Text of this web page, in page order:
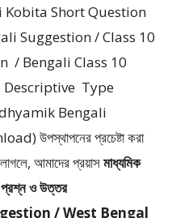
Kobita Short Question
Suggestion / Class 10
/ Bengali Class 10
Descriptive Type
Bengali
উপস্থাপনের প্রচেষ্টা করা
আমাদের প্রয়াসমাধ্যমিক
প্রশ্ন ও উত্তর
/ West Bengal